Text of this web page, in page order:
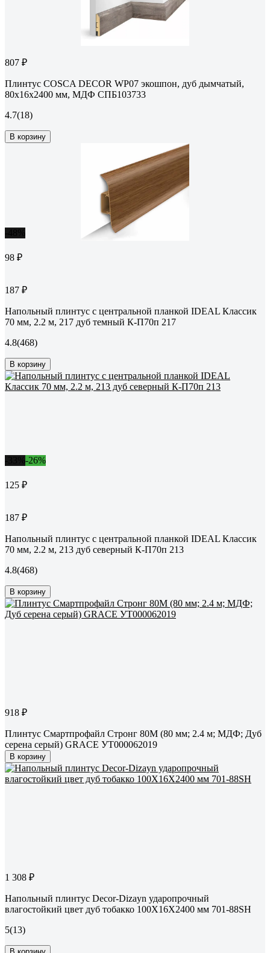
807 ₽
Плинтус COSCA DECOR WP07 экошпон, дуб дымчатый,
80x16x2400 мм, МДФ СПБ103733
4.7(18)
В корзину
98 ₽
187 ₽
Напольный плинтус с центральной планкой IDEAL Классик
70 мм, 2.2 м, 217 дуб темный К-П70п 217
4.8(468)
В корзину
-26%
125 ₽
187 ₽
Напольный плинтус с центральной планкой IDEAL Классик
70 мм, 2.2 м, 213 дуб северный К-П70п 213
4.8(468)
В корзину
918 ₽
Плинтус Смартпрофайл Стронг 80М (80 мм; 2.4 м; МДФ; Дуб
серена серый) GRACE УТ000062019
В корзину
1 308 ₽
Напольный плинтус Decor-Dizayn ударопрочный
влагостойкий цвет дуб тобакко 100Х16Х2400 мм 701-88SH
5(13)